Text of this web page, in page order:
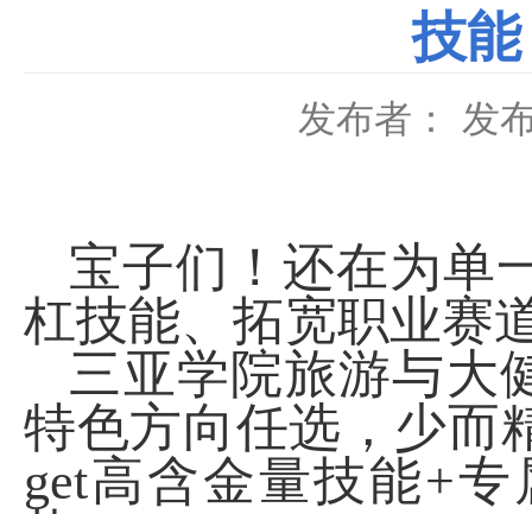
技
发布者： 发
宝子们！还在为单
杠技能、拓宽职业赛
三亚学院旅游与大
特色方向任选，少而
get高含金量技能+专